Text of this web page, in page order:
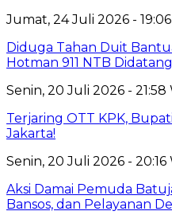
Jumat, 24 Juli 2026 -
Diduga Tahan Duit
Hotman 911 NTB
Senin, 20 Juli 2026 - 21:58
Terjaring OTT KPK,
Jakarta!
Senin, 20 Juli 2026 - 20:16
Aksi Damai Pemuda
Bansos, dan Pelayanan